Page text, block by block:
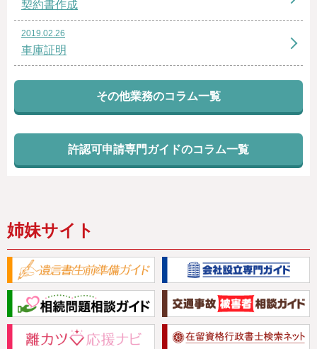
契約書作成
2019.02.26
車庫証明
その他業務のコラム一覧
許認可申請専門ガイドのコラム一覧
姉妹サイト